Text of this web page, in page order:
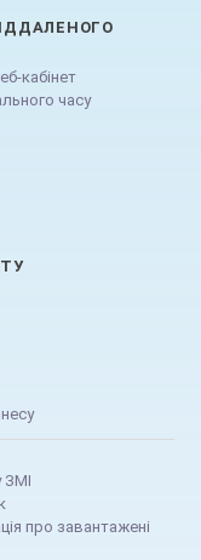
кабінет
часу
ЗМІ
про завантажені